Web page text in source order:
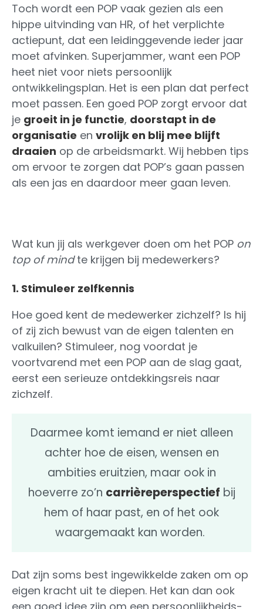
Toch wordt een POP vaak gezien als een
hippe uitvinding van HR, of het verplichte
actiepunt, dat een leidinggevende ieder jaar
moet afvinken. Superjammer, want een POP
heet niet voor niets persoonlijk
ontwikkelingsplan. Het is een plan dat perfect
moet passen. Een goed POP zorgt ervoor dat
je groeit in je functie, doorstapt in de
organisatie en vrolijk en blij mee blijft
draaien op de arbeidsmarkt. Wij hebben tips
om ervoor te zorgen dat POP’s gaan passen
als een jas en daardoor meer gaan leven.
Wat kun jij als werkgever doen om het POP on
top of mindte krijgen bij medewerkers?
1. Stimuleer zelfkennis
Hoe goed kent de medewerker zichzelf? Is hij
of zij zich bewust van de eigen talenten en
valkuilen? Stimuleer, nog voordat je
voortvarend met een POP aan de slag gaat,
eerst een serieuze ontdekkingsreis naar
zichzelf.
Daarmee komt iemand er niet alleen
achter hoe de eisen, wensen en
ambities eruitzien, maar ook in
hoeverre zo’n carrièreperspectief bij
hem of haar past, en of het ook
waargemaakt kan worden.
Dat zijn soms best ingewikkelde zaken om op
eigen kracht uit te diepen. Het kan dan ook